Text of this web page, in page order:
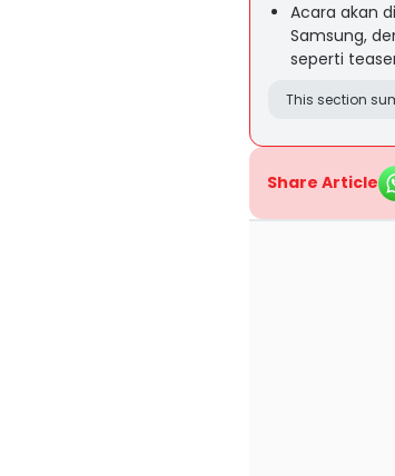
Acara akan
Samsung,
seperti
This section
Share Article